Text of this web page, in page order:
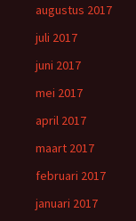
augustus 2017
juli 2017
juni 2017
mei 2017
april 2017
maart 2017
februari 2017
januari 2017